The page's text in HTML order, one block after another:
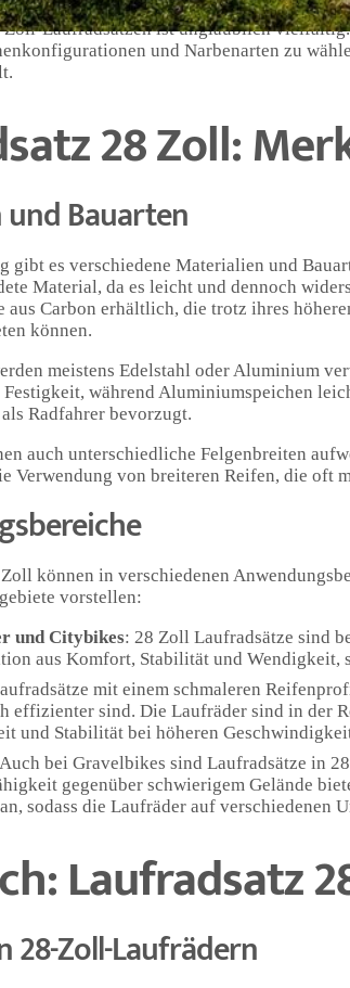
Zoll-Laufradsätzen ist unglaublich
und Narbenarten zu
28 Zoll:
Bauarten
gibt es verschiedene Materialien und
Material, da es leicht und dennoch
aus Carbon erhältlich, die trotz ihres
können.
meistens Edelstahl oder Aluminium
Festigkeit, während Aluminiumspeichen
Radfahrer bevorzugt.
auch unterschiedliche Felgenbreiten
Verwendung von breiteren Reifen, die oft
können in verschiedenen
vorstellen:
und Citybikes: 28 Zoll Laufradsätze sind
aus Komfort, Stabilität und Wendigkeit,
mit einem schmaleren
effizienter sind. Die Laufräder sind in der
und Stabilität bei höheren
bei Gravelbikes sind Laufradsätze in
gegenüber schwierigem Gelände
sodass die Laufräder auf verschiedenen
Laufradsatz
28-Zoll-Laufrädern